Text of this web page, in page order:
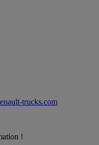
trucks.com
!